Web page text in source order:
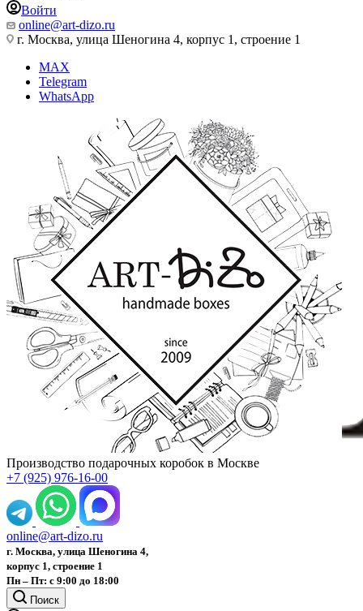
Войти
online@art-dizo.ru
г. Москва, улица Шеногина 4, корпус 1, строение 1
MAX
Telegram
WhatsApp
Производство подарочных коробок в Москве
+7 (925) 976-16-00
online@art-dizo.ru
г. Москва, улица Шеногина 4,
корпус 1, строение 1
Пн – Пт: с 9:00 до 18:00
Поиск